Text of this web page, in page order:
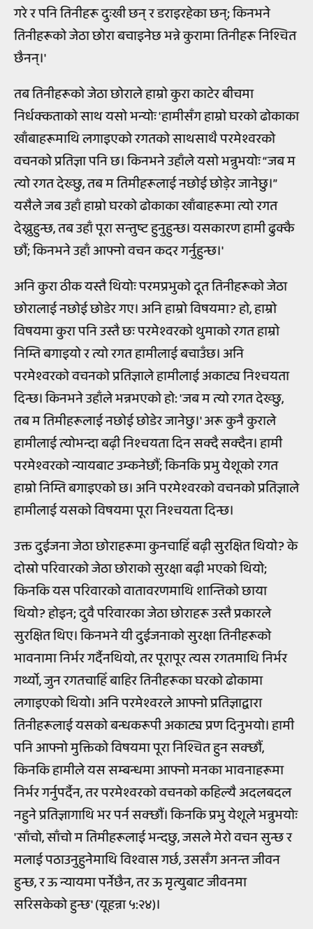
गरे र पनि तिनीहरू दुःखी छन् र डराइरहेका छन्; किनभने
तिनीहरूको जेठा छोरा बचाइनेछ भन्ने कुरामा तिनीहरू निश्चित
छैनन्।'
तब तिनीहरूको जेठा छोराले हाम्रो कुरा काटेर बीचमा
निर्धक्कताको साथ यसो भन्योः 'हामीसँग हाम्रो घरको ढोकाका
खाँबाहरूमाथि लगाइएको रगतको साथसाथै परमेश्वरको
वचनको प्रतिज्ञा पनि छ। किनभने उहाँले यसो भन्नुभयोः “जब म
त्यो रगत देख्छु, तब म तिमीहरूलाई नछोई छोड़ेर जानेछु।”
यसैले जब उहाँ हाम्रो घरको ढोकाका खाँबाहरूमा त्यो रगत
देख्नुहुन्छ, तब उहाँ पूरा सन्तुष्ट हुनुहुन्छ। यसकारण हामी ढुक्कै
छौं; किनभने उहाँ आफ्नो वचन कदर गर्नुहुन्छ।'
अनि कुरा ठीक यस्तै थियोः परमप्रभुको दूत तिनीहरूको जेठा
छोरालाई नछोई छोडेर गए। अनि हाम्रो विषयमा? हो, हाम्रो
विषयमा कुरा पनि उस्तै छः परमेश्वरको थुमाको रगत हाम्रो
निम्ति बगाइयो र त्यो रगत हामीलाई बचाउँछ। अनि
परमेश्वरको वचनको प्रतिज्ञाले हामीलाई अकाट्य निश्चयता
दिन्छ। किनभने उहाँले भन्नभएको हो: 'जब म त्यो रगत देख्छु,
तब म तिमीहरूलाई नछोई छोडेर जानेछु।' अरू कुनै कुराले
हामीलाई त्योभन्दा बढ़ी निश्चयता दिन सक्दै सक्दैन। हामी
परमेश्वरको न्यायबाट उम्कनेछौं; किनकि प्रभु येशूको रगत
हाम्रो निम्ति बगाइएको छ। अनि परमेश्वरको वचनको प्रतिज्ञाले
हामीलाई यसको विषयमा पूरा निश्चयता दिन्छ।
उक्त दुईजना जेठा छोराहरूमा कुनचाहिँ बढ़ी सुरक्षित थियो? के
दोस्रो परिवारको जेठा छोराको सुरक्षा बढ़ी भएको थियो;
किनकि यस परिवारको वातावरणमाथि शान्तिको छाया
थियो? होइन; दुवै परिवारका जेठा छोराहरू उस्तै प्रकारले
सुरक्षित थिए। किनभने यी दुईजनाको सुरक्षा तिनीहरूको
भावनामा निर्भर गर्दैनथियो, तर पूरापूर त्यस रगतमाथि निर्भर
गर्थ्यो, जुन रगतचाहिँ बाहिर तिनीहरूका घरको ढोकामा
लगाइएको थियो। अनि परमेश्वरले आफ्नो प्रतिज्ञाद्वारा
तिनीहरूलाई यसको बन्धकरूपी अकाट्य प्रण दिनुभयो। हामी
पनि आफ्नो मुक्तिको विषयमा पूरा निश्चित हुन सक्छौं,
किनकि हामीले यस सम्बन्धमा आफ्नो मनका भावनाहरूमा
निर्भर गर्नुपर्दैन, तर परमेश्वरको वचनको कहिल्यै अदलबदल
नहुने प्रतिज्ञागाथि भर पर्न सक्छौं। किनकि प्रभु येशूले भन्नुभयोः
'साँचो, साँचो म तिमीहरूलाई भन्दछु, जसले मेरो वचन सुन्छ र
मलाई पठाउनुहुनेमाथि विश्वास गर्छ, उससँग अनन्त जीवन
हुन्छ, र ऊ न्यायमा पर्नेछैन, तर ऊ मृत्युबाट जीवनमा
सरिसकेको हुन्छ' (यूहन्ना ५:२४)।